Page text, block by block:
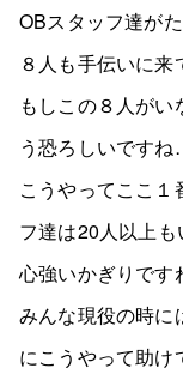
OBスタッフ達が
８人も手伝いに
もしこの８人が
う恐ろしいですね
こうやってここ
フ達は20人以上
心強いかぎりです
みんな現役の時に
にこうやって助